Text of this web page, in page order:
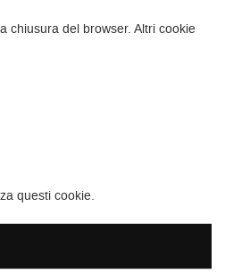
chiusura del browser. Altri cookie
questi cookie.